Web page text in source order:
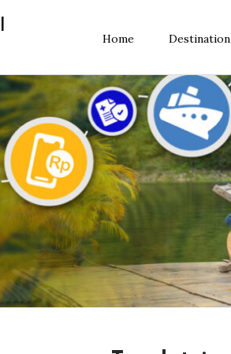
Home Destination